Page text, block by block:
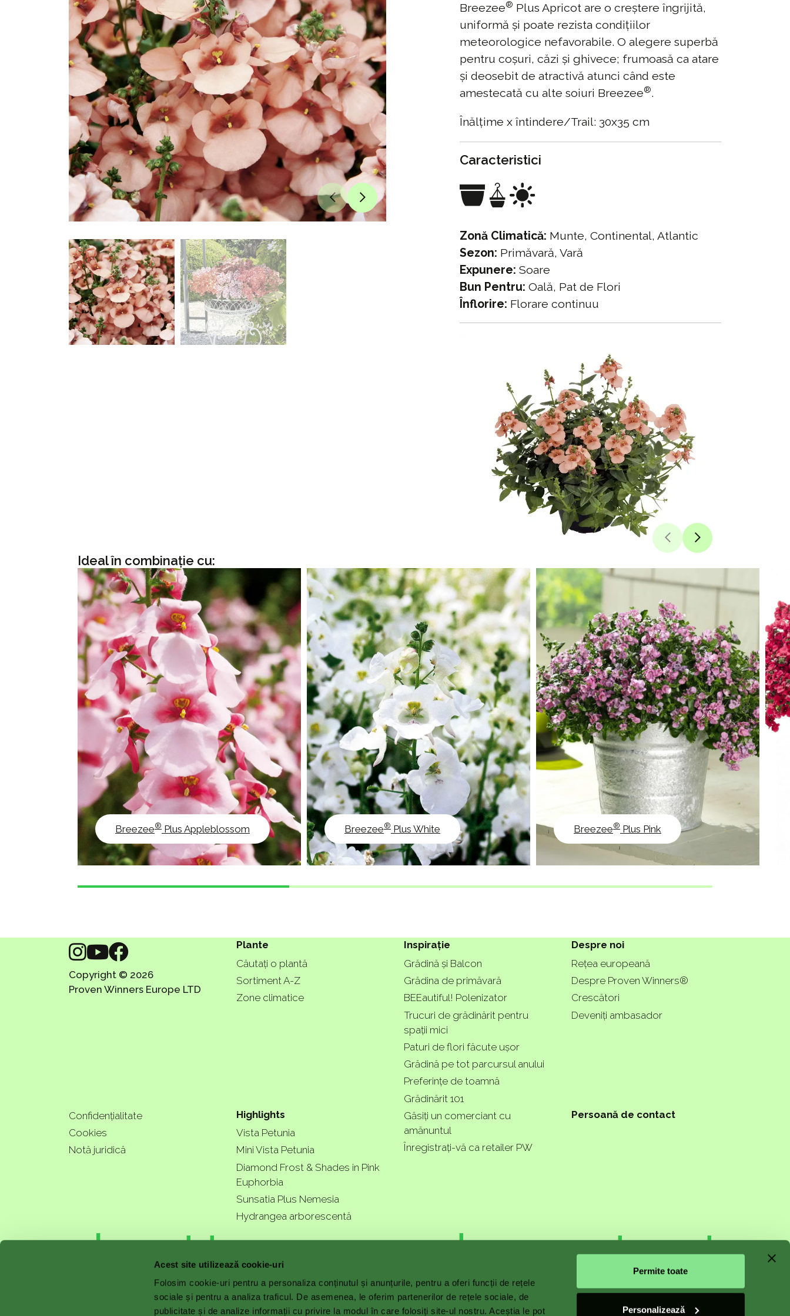
Acest site utilizează cookie-uri
Folosim cookie-uri pentru a personaliza conținutul și anunțurile, pentru a oferi funcții de rețele
sociale și pentru a analiza traficul. De asemenea, le oferim partenerilor de rețele sociale, de
publicitate și de analize informații cu privire la modul în care folosiți site-ul nostru. Aceștia le pot
Permite toate
Personalizează
Breezee® Plus Apricot are o creștere îngrijită,
uniformă și poate rezista condițiilor
meteorologice nefavorabile. O alegere superbă
pentru coșuri, căzi și ghivece; frumoasă ca atare
și deosebit de atractivă atunci când este
amestecată cu alte soiuri Breezee®.
Înălțime x întindere/Trail: 30x35 cm
Caracteristici
Zonă Climatică: Munte, Continental, Atlantic
Sezon: Primăvară, Vară
Expunere: Soare
Bun Pentru: Oală, Pat de Flori
Înflorire: Florare continuu
Ideal în combinație cu:
Breezee® Plus Appleblossom Breezee® Plus White Breezee® Plus Pink
Copyright © 2026
Proven Winners Europe LTD
Plante
Căutați o plantă
Sortiment A-Z
Zone climatice
Inspirație
Grădină și Balcon
Grădina de primăvară
BEEautiful! Polenizator
Trucuri de grădinărit pentru
spații mici
Paturi de flori făcute ușor
Grădină pe tot parcursul anului
Preferințe de toamnă
Grădinărit 101
Despre noi
Rețea europeană
Despre Proven Winners®
Crescători
Deveniți ambasador
Confidențialitate
Cookies
Notă juridică
Highlights
Vista Petunia
Mini Vista Petunia
Diamond Frost & Shades in Pink
Euphorbia
Sunsatia Plus Nemesia
Hydrangea arborescentă
Găsiți un comerciant cu
amănuntul
Înregistrați-vă ca retailer PW
Persoană de contact
a better garden starts